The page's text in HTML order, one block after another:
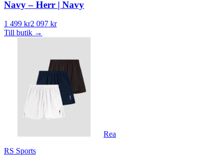
Navy – Herr | Navy
1 499 kr2 097 kr
Till butik →
Rea
RS Sports